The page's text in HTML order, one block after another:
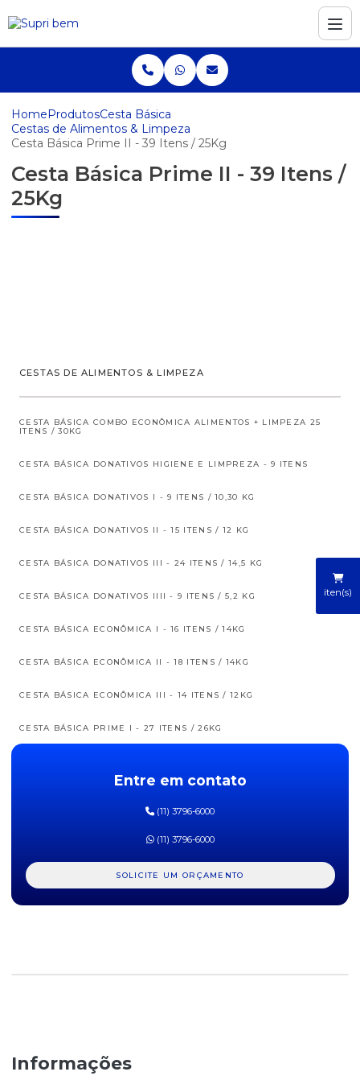
iten(s)
HomeProdutosCesta Básica
Cestas de Alimentos & Limpeza
Cesta Básica Prime II - 39 Itens / 25Kg
Cesta Básica Prime II - 39 Itens /
25Kg
CESTAS DE ALIMENTOS & LIMPEZA
CESTA BÁSICA COMBO ECONÔMICA ALIMENTOS + LIMPEZA 25
ITENS / 30KG
CESTA BÁSICA DONATIVOS HIGIENE E LIMPREZA - 9 ITENS
CESTA BÁSICA DONATIVOS I - 9 ITENS / 10,30 KG
CESTA BÁSICA DONATIVOS II - 15 ITENS / 12 KG
CESTA BÁSICA DONATIVOS III - 24 ITENS / 14,5 KG
CESTA BÁSICA DONATIVOS IIII - 9 ITENS / 5,2 KG
CESTA BÁSICA ECONÔMICA I - 16 ITENS / 14KG
CESTA BÁSICA ECONÔMICA II - 18 ITENS / 14KG
CESTA BÁSICA ECONÔMICA III - 14 ITENS / 12KG
CESTA BÁSICA PRIME I - 27 ITENS / 26KG
Entre em contato
(11) 3796-6000
(11) 3796-6000
SOLICITE UM ORÇAMENTO
Informações